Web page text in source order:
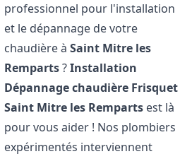
professionnel pour l'installation
et le dépannage de votre
chaudière àSaint Mitre les
Remparts?Installation
Dépannage chaudière Frisquet
Saint Mitre les Remparts est là
pour vous aider ! Nos plombiers
expérimentés interviennent